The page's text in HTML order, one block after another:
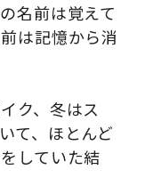
名前は覚えて
は記憶から消
ク、冬はス
て、ほとんど
していた結